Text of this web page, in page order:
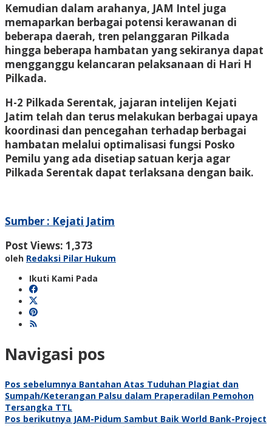
Kemudian dalam arahanya, JAM Intel juga
memaparkan berbagai potensi kerawanan di
beberapa daerah, tren pelanggaran Pilkada
hingga beberapa hambatan yang sekiranya dapat
mengganggu kelancaran pelaksanaan di Hari H
Pilkada.
H-2 Pilkada Serentak, jajaran intelijen Kejati
Jatim telah dan terus melakukan berbagai upaya
koordinasi dan pencegahan terhadap berbagai
hambatan melalui optimalisasi fungsi Posko
Pemilu yang ada disetiap satuan kerja agar
Pilkada Serentak dapat terlaksana dengan baik.
Sumber : Kejati Jatim
Post Views: 1,373
oleh Redaksi Pilar Hukum
Ikuti Kami Pada
Navigasi pos
Pos sebelumnya Bantahan Atas Tuduhan Plagiat dan
Sumpah/Keterangan Palsu dalam Praperadilan Pemohon
Tersangka TTL
Pos berikutnya JAM-Pidum Sambut Baik World Bank-Project